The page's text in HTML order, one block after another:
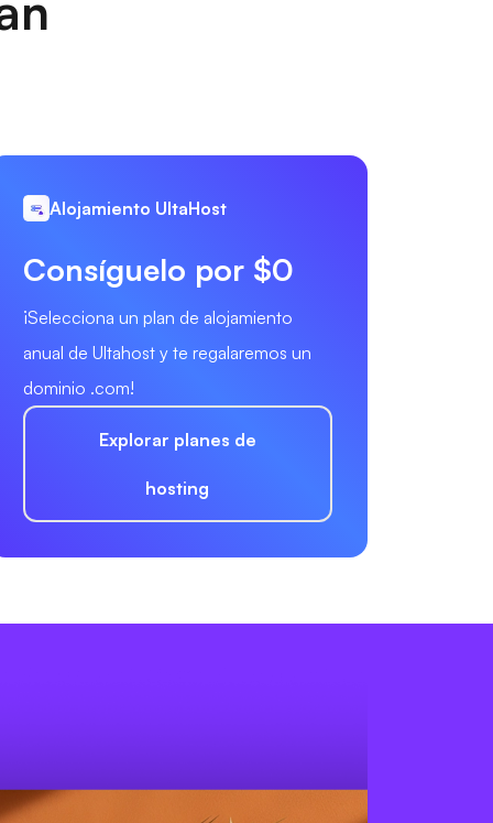
Alojamiento UltaHost
Consíguelo por $0
¡Selecciona un plan de alojamiento
anual de Ultahost y te regalaremos un
dominio .com!
Explorar planes de
hosting